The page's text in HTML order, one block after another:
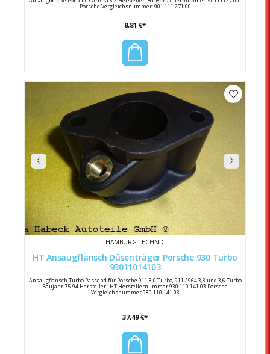
Porsche Vergleichsnummer: 901 111 271 00
8,81 €*
HAMBURG-TECHNIC
HT Ansaugflansch Düsenträger Porsche 930 Turbo
93011014103
Ansaugflansch Turbo Passend für Porsche 911 3,0 Turbo, 911 / 964 3,3 und 3,6 Turbo
Baujahr 75-94 Hersteller : HT Herstellernummer 930 110 141 03 Porsche
Vergleichsnummer 930 110 141 03
37,49 €*